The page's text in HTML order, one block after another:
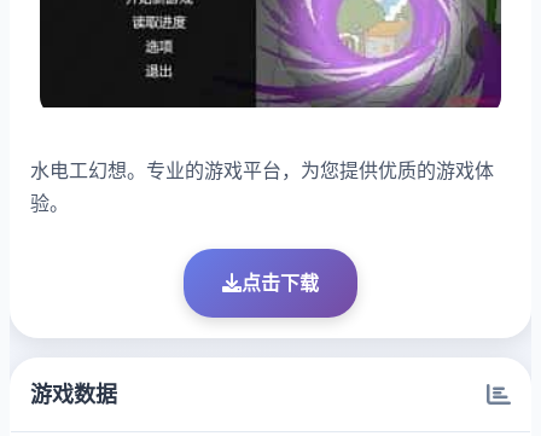
水电工幻想。专业的游戏平台，为您提供优质的游戏体
验。
点击下载
游戏数据